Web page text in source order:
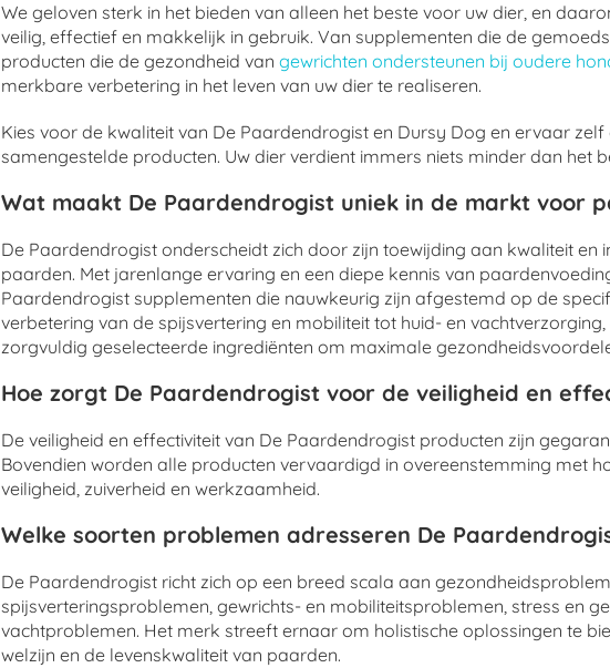
We geloven sterk in het bieden van alleen het beste voor uw dier, en
veilig, effectief en makkelijk in gebruik. Van supplementen die de
producten die de gezondheid van gewrichten ondersteunen bij oudere
merkbare verbetering in het leven van uw dier te realiseren.
Kies voor de kwaliteit van De Paardendrogist en Dursy Dog en ervaar
samengestelde producten. Uw dier verdient immers niets minder dan het
Wat maakt De Paardendrogist uniek in de markt voor
De Paardendrogist onderscheidt zich door zijn toewijding aan kwaliteit en
paarden. Met jarenlange ervaring en een diepe kennis van
Paardendrogist supplementen die nauwkeurig zijn afgestemd op de
verbetering van de spijsvertering en mobiliteit tot huid- en
zorgvuldig geselecteerde ingrediënten om maximale
Hoe zorgt De Paardendrogist voor de veiligheid en
De veiligheid en effectiviteit van De Paardendrogist producten zijn
Bovendien worden alle producten vervaardigd in overeenstemming met
veiligheid, zuiverheid en werkzaamheid.
Welke soorten problemen adresseren De
De Paardendrogist richt zich op een breed scala aan
spijsverteringsproblemen, gewrichts- en mobiliteitsproblemen, stress en
vachtproblemen. Het merk streeft ernaar om holistische oplossingen te
welzijn en de levenskwaliteit van paarden.